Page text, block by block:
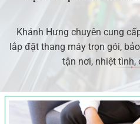
Khánh Hưng chuyên cung
lắp đặt thang máy trọn gói,
tận nơi, nhiệt tình,